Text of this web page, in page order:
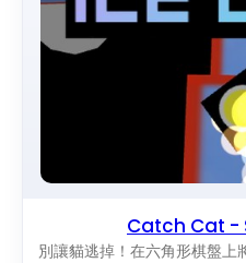
Catch Cat -
別讓貓逃掉！在六角形棋盤上